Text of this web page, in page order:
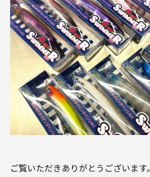
ご覧いただきありがとうございます。